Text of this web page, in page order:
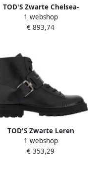
TOD'S Zwarte Chelsea-
laarzen met rubberen zool
Black Dames
1 webshop
€ 893,74
TOD'S Zwarte Leren
Enkellaarzen met
Gespsluiting Zwart Dames
1 webshop
€ 353,29